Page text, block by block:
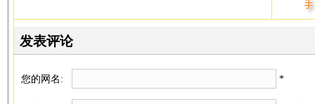
发表评论
您的网名: *